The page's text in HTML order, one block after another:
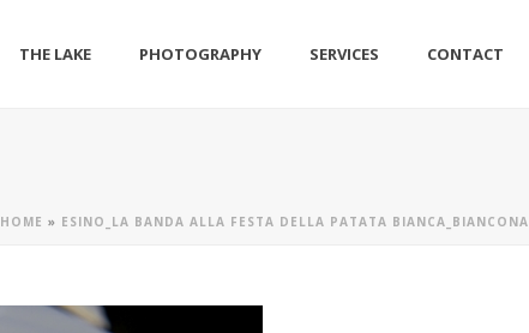
THE LAKE PHOTOGRAPHY SERVICES CONTACT
HOME » ESINO_LA BANDA ALLA FESTA DELLA PATATA BIANCA_BIANCONA